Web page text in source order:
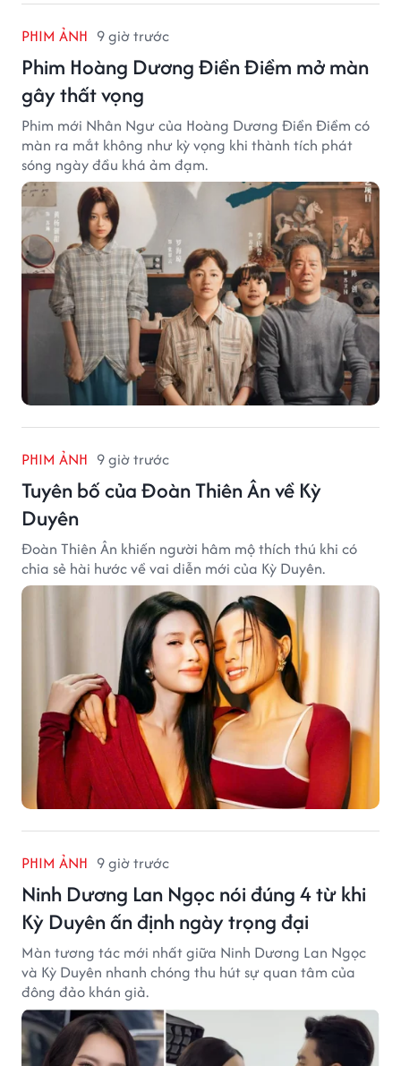
PHIM ẢNH 9 giờ trước
Phim Hoàng Dương Điền Điềm mở màn
gây thất vọng
Phim mới Nhân Ngư của Hoàng Dương Điền Điềm có
màn ra mắt không như kỳ vọng khi thành tích phát
sóng ngày đầu khá ảm đạm.
PHIM ẢNH 9 giờ trước
Tuyên bố của Đoàn Thiên Ân về Kỳ
Duyên
Đoàn Thiên Ân khiến người hâm mộ thích thú khi có
chia sẻ hài hước về vai diễn mới của Kỳ Duyên.
PHIM ẢNH 9 giờ trước
Ninh Dương Lan Ngọc nói đúng 4 từ khi
Kỳ Duyên ấn định ngày trọng đại
Màn tương tác mới nhất giữa Ninh Dương Lan Ngọc
và Kỳ Duyên nhanh chóng thu hút sự quan tâm của
đông đảo khán giả.